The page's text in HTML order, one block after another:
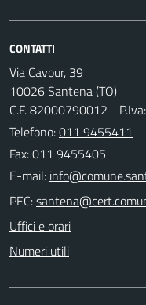
CONTATTI
Via Cavour, 39
10026 Santena (TO)
C.F. 82000790012 -
Telefono:011 9455411
Fax: 011 9455405
E-mail:
PEC:
Uffici e orari
Numeri utili